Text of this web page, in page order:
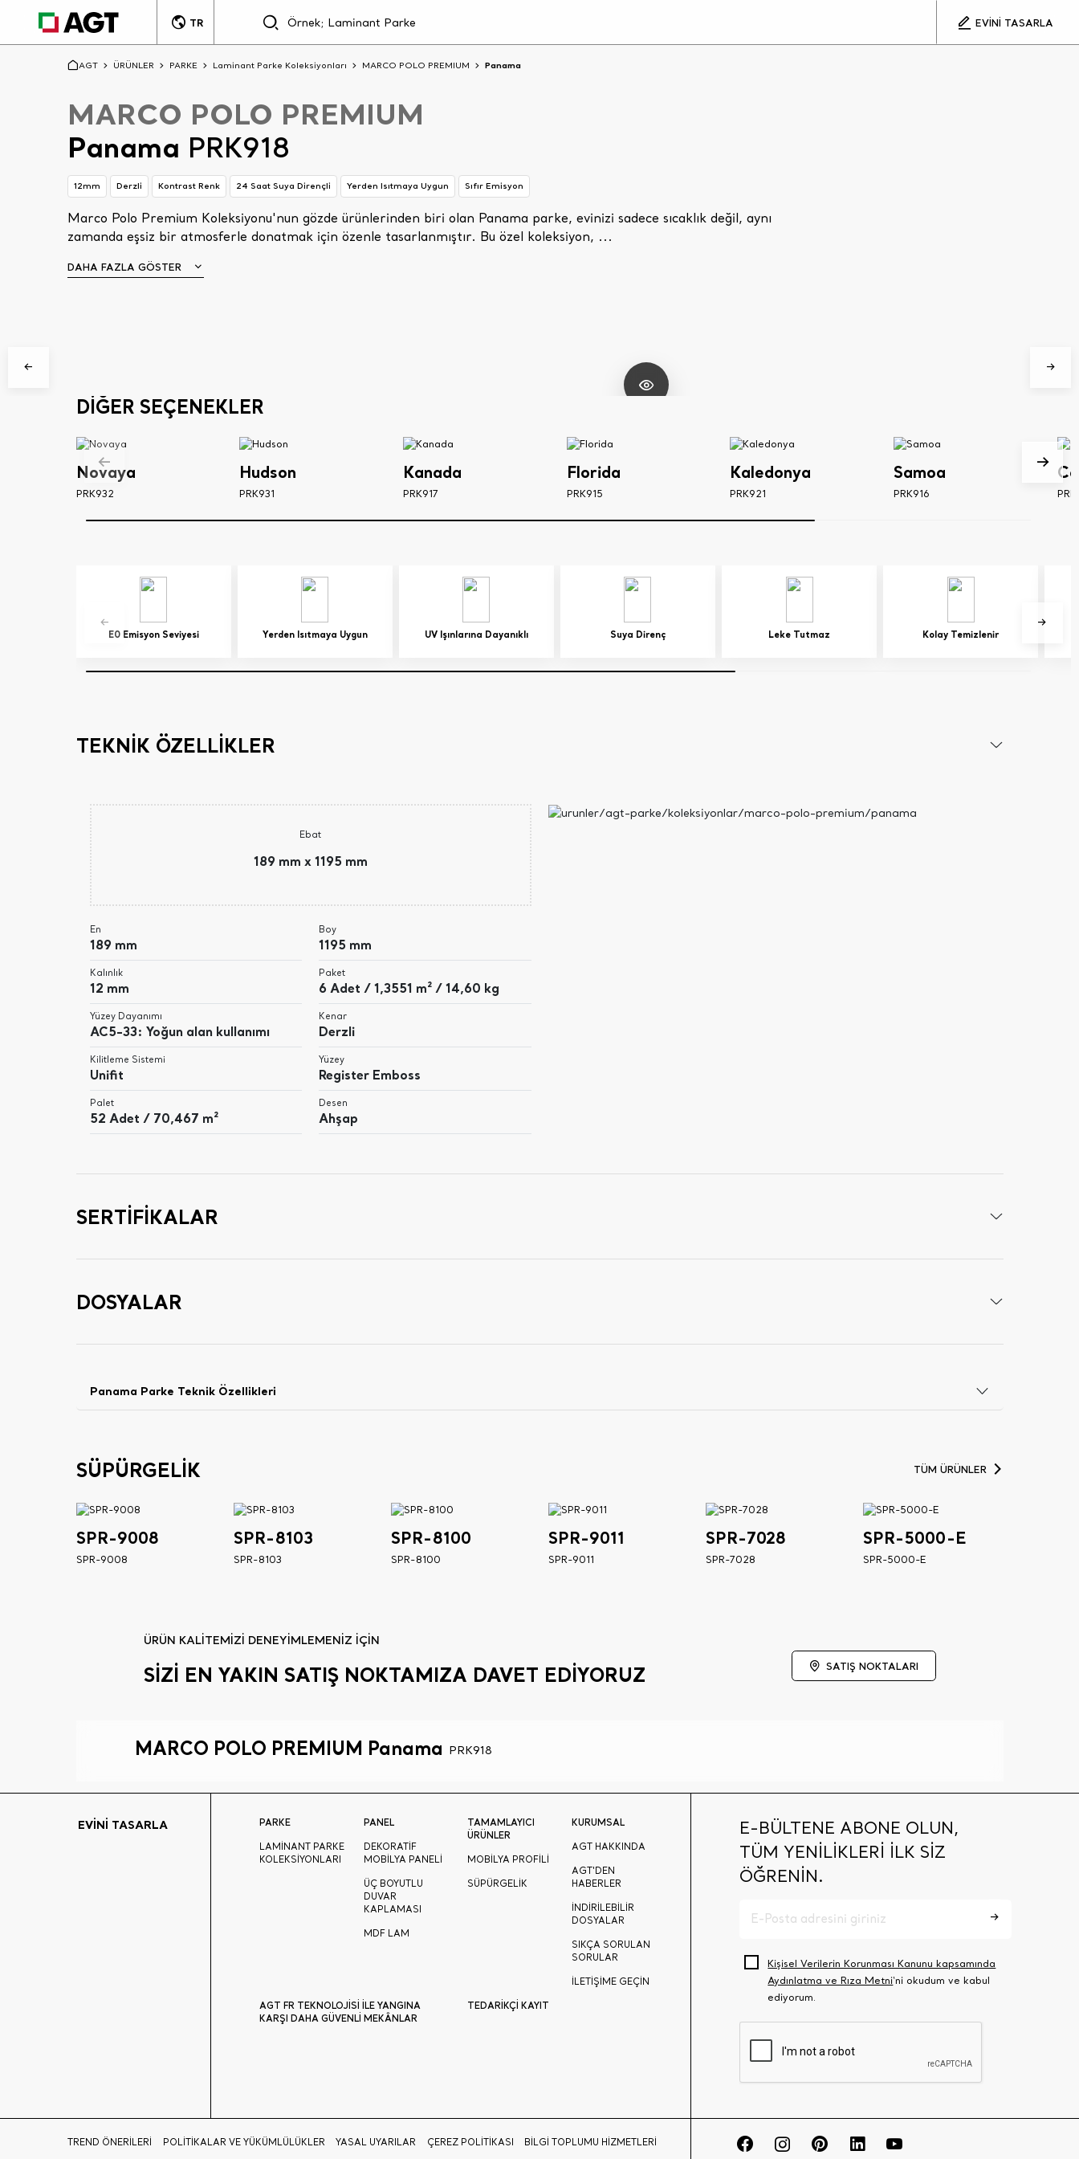
TR EVİNİ TASARLA
AGT ÜRÜNLER PARKE Laminant Parke Koleksiyonları MARCO POLO PREMIUM Panama
MARCO POLO PREMIUM
Panama PRK918
12mm Derzli Kontrast Renk 24 Saat Suya Dirençli Yerden Isıtmaya Uygun Sıfır Emisyon
Marco Polo Premium Koleksiyonu'nun gözde ürünlerinden biri olan Panama parke, evinizi sadece sıcaklık değil, aynı
zamanda eşsiz bir atmosferle donatmak için özenle tasarlanmıştır. Bu özel koleksiyon, ...
DAHA FAZLA GÖSTER
DİĞER SEÇENEKLER
Novaya
PRK932
Hudson
PRK931
Kanada
PRK917
Florida
PRK915
Kaledonya
PRK921
Samoa
PRK916
E0 Emisyon Seviyesi Yerden Isıtmaya Uygun UV Işınlarına Dayanıklı Suya Direnç Leke Tutmaz Kolay Temizlenir
TEKNİK ÖZELLİKLER
Ebat
189 mm x 1195 mm
En
189 mm
Kalınlık
12 mm
Yüzey Dayanımı
AC5-33: Yoğun alan kullanımı
Kilitleme Sistemi
Unifit
Palet
52 Adet / 70,467 m²
Boy
1195 mm
Paket
6 Adet / 1,3551 m² / 14,60 kg
Kenar
Derzli
Yüzey
Register Emboss
Desen
Ahşap
SERTİFİKALAR
DOSYALAR
Panama Parke Teknik Özellikleri
SÜPÜRGELİK TÜM ÜRÜNLER
SPR-9008
SPR-9008
SPR-8103
SPR-8103
SPR-8100
SPR-8100
SPR-9011
SPR-9011
SPR-7028
SPR-7028
SPR-5000-E
SPR-5000-E
ÜRÜN KALİTEMİZİ DENEYİMLEMENİZ İÇİN
SİZİ EN YAKIN SATIŞ NOKTAMIZA DAVET EDİYORUZ SATIŞ NOKTALARI
MARCO POLO PREMIUM Panama PRK918
EVİNİ TASARLA PARKE
LAMİNANT PARKE
KOLEKSİYONLARI
PANEL
DEKORATİF
MOBİLYA PANELİ
ÜÇ BOYUTLU
DUVAR
KAPLAMASI
MDF LAM
TAMAMLAYICI
ÜRÜNLER
MOBİLYA PROFİLİ
SÜPÜRGELİK
KURUMSAL
AGT HAKKINDA
AGT'DEN
HABERLER
İNDİRİLEBİLİR
DOSYALAR
SIKÇA SORULAN
SORULAR
İLETİŞİME GEÇİN
AGT FR TEKNOLOJİSİ İLE YANGINA
KARŞI DAHA GÜVENLİ MEKÂNLAR
TEDARİKÇİ KAYIT
E-BÜLTENE ABONE OLUN,
TÜM YENİLİKLERİ İLK SİZ
ÖĞRENİN.
Kişisel Verilerin Korunması Kanunu kapsamında
Aydınlatma ve Rıza Metni‘ni okudum ve kabul
ediyorum.
TREND ÖNERİLERİ POLİTİKALAR VE YÜKÜMLÜLÜKLER YASAL UYARILAR ÇEREZ POLİTİKASI BİLGİ TOPLUMU HİZMETLERİ